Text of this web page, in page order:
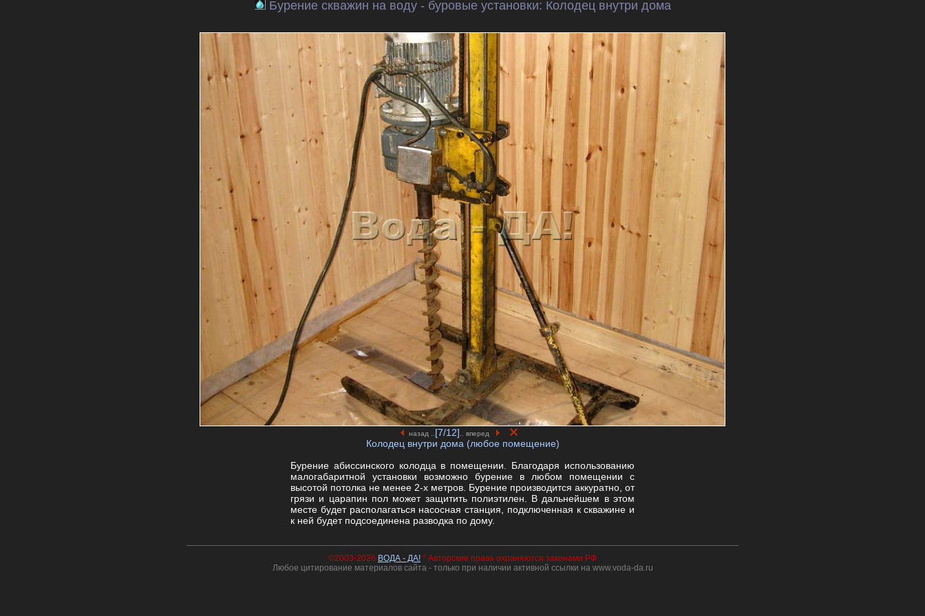
Бурение скважин на воду - буровые установки: Колодец внутри дома
назад ..[7/12].. вперед
Колодец внутри дома (любое помещение)
Бурение абиссинского колодца в помещении. Благодаря использованию
малогабаритной установки возможно бурение в любом помещении с
высотой потолка не менее 2-х метров. Бурение производится аккуратно, от
грязи и царапин пол может защитить полиэтилен. В дальнейшем в этом
месте будет располагаться насосная станция, подключенная к скважине и
к ней будет подсоединена разводка по дому.
©2003-2026 ВОДА - ДА! * Авторские права охраняются законами РФ
Любое цитирование материалов сайта - только при наличии активной ссылки на www.voda-da.ru